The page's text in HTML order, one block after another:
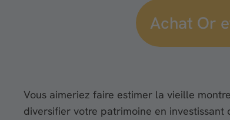
Achat Or
Vous aimeriez faire estimer la vieille
diversifier votre patrimoine en investissant